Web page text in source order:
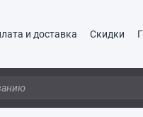
и доставка Скидки